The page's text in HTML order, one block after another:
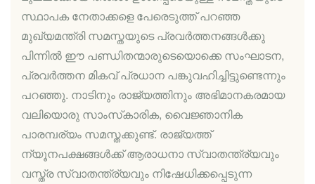
സ്ഥാപക നേതാക്കളെ പേരെടുത്ത് പറഞ്ഞ
മുഖ്യമന്ത്രി സമസ്തയുടെ പ്രവർത്തനങ്ങൾക്കു
പിന്നിൽ ഈ പണ്ഡിതന്മാരുടെയൊക്കെ സംഘാടന,
പ്രവർത്തന മികവ് പ്രധാന പങ്കുവഹിച്ചിട്ടുണ്ടെന്നും
പറഞ്ഞു. നാടിനും രാജ്യത്തിനും അഭിമാനകരമായ
വലിയൊരു സാംസ്‌കാരിക, വൈജ്ഞാനിക
പാരമ്പര്യം സമസ്തക്കുണ്ട്. രാജ്യത്ത്
ന്യൂനപക്ഷങ്ങൾക്ക് ആരാധനാ സ്വാതന്ത്ര്യവും
വസ്ത്ര സ്വാതന്ത്ര്യവും നിഷേധിക്കപ്പെടുന്ന